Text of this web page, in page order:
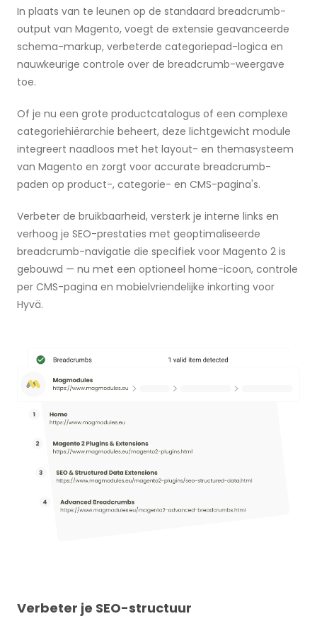
In plaats van te leunen op de standaard breadcrumb-
output van Magento, voegt de extensie geavanceerde
schema-markup, verbeterde categoriepad-logica en
nauwkeurige controle over de breadcrumb-weergave
toe.
Of je nu een grote productcatalogus of een complexe
categoriehiërarchie beheert, deze lichtgewicht module
integreert naadloos met het layout- en themasysteem
van Magento en zorgt voor accurate breadcrumb-
paden op product-, categorie- en CMS-pagina's.
Verbeter de bruikbaarheid, versterk je interne links en
verhoog je SEO-prestaties met geoptimaliseerde
breadcrumb-navigatie die specifiek voor Magento 2 is
gebouwd — nu met een optioneel home-icoon, controle
per CMS-pagina en mobielvriendelijke inkorting voor
Hyvä.
Verbeter je SEO-structuur